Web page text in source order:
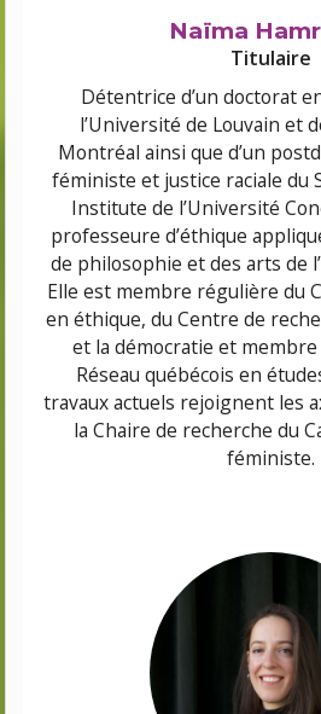
Naïma
Titulaire
Détentrice d’un doctorat
l’Université de Louvain et
Montréal ainsi que d’un
féministe et justice raciale du
Institute de l’Université
professeure d’éthique
de philosophie et des arts de
Elle est membre régulière du
en éthique, du Centre de
et la démocratie et
Réseau québécois en
travaux actuels rejoignent les
la Chaire de recherche du
féministe.